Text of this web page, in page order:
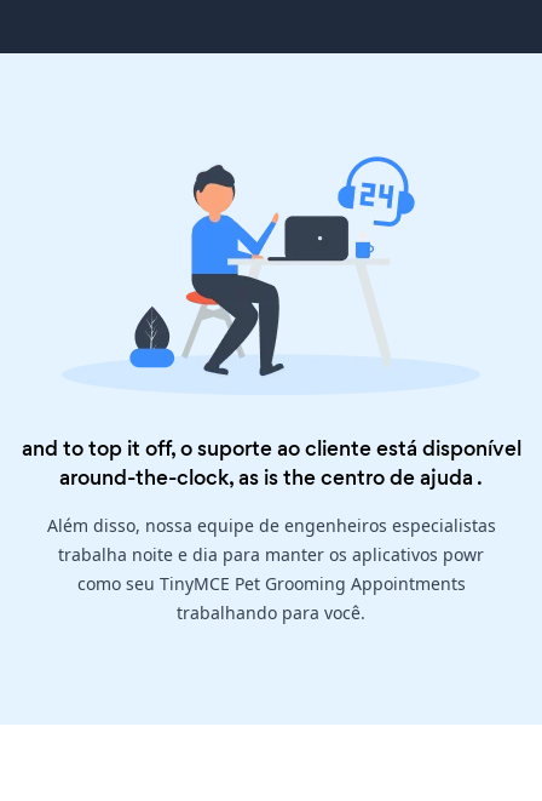
and to top it off, o suporte ao cliente está disponível
around-the-clock, as is thecentro de ajuda .
Além disso, nossa equipe de engenheiros especialistas
trabalha noite e dia para manter os aplicativos powr
como seu TinyMCE Pet Grooming Appointments
trabalhando para você.